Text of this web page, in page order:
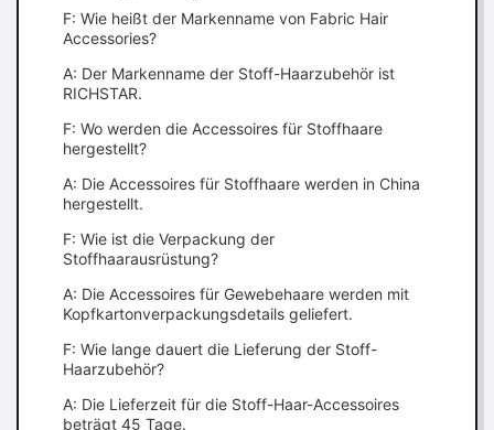
F: Wie heißt der Markenname von Fabric Hair
Accessories?
A: Der Markenname der Stoff-Haarzubehör ist
RICHSTAR.
F: Wo werden die Accessoires für Stoffhaare
hergestellt?
A: Die Accessoires für Stoffhaare werden in China
hergestellt.
F: Wie ist die Verpackung der
Stoffhaarausrüstung?
A: Die Accessoires für Gewebehaare werden mit
Kopfkartonverpackungsdetails geliefert.
F: Wie lange dauert die Lieferung der Stoff-
Haarzubehör?
A: Die Lieferzeit für die Stoff-Haar-Accessoires
beträgt 45 Tage.